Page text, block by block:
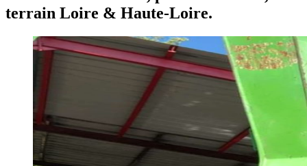
terrain Loire & Haute-Loire.